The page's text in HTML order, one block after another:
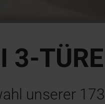
3-
unserer